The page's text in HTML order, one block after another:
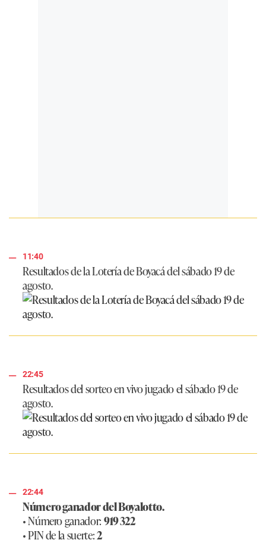
11:40
Resultados de la Lotería de Boyacá del sábado 19 de
agosto.
22:45
Resultados del sorteo en vivo jugado el sábado 19 de
agosto.
22:44
Número ganador del Boyalotto.
• Número ganador:919 322
• PIN de la suerte:2